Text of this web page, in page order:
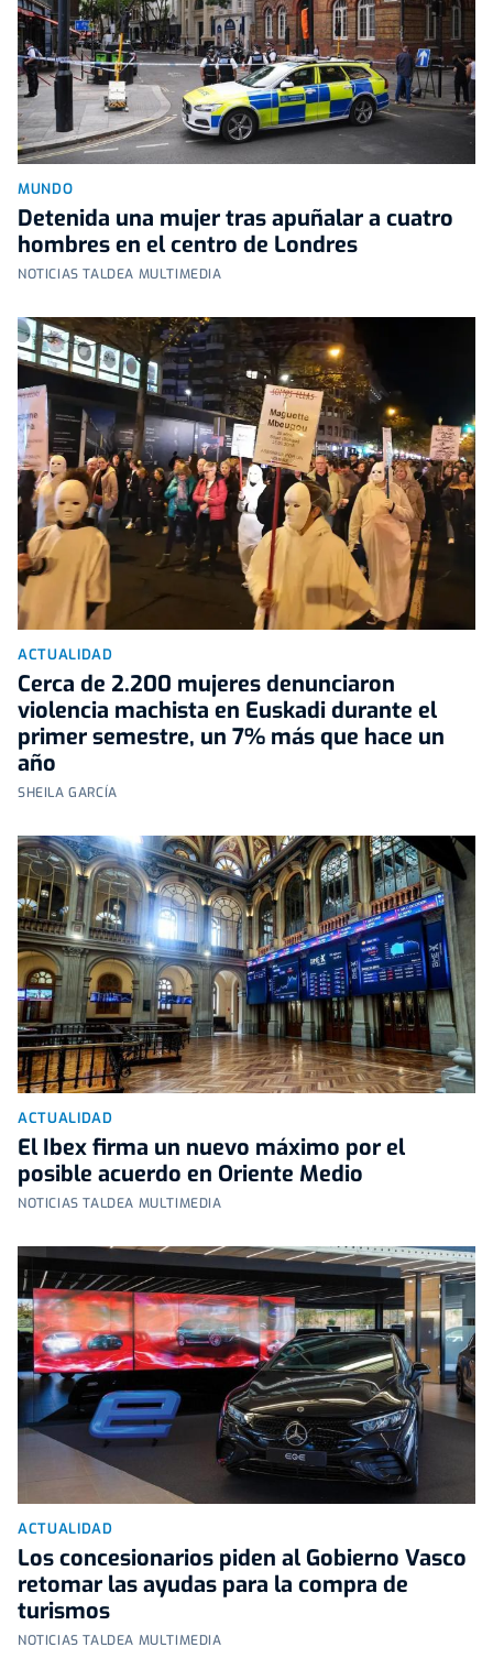
MUNDO
Detenida una mujer tras apuñalar a cuatro
hombres en el centro de Londres
NOTICIAS TALDEA MULTIMEDIA
ACTUALIDAD
Cerca de 2.200 mujeres denunciaron
violencia machista en Euskadi durante el
primer semestre, un 7% más que hace un
año
SHEILA GARCÍA
ACTUALIDAD
El Ibex firma un nuevo máximo por el
posible acuerdo en Oriente Medio
NOTICIAS TALDEA MULTIMEDIA
ACTUALIDAD
Los concesionarios piden al Gobierno Vasco
retomar las ayudas para la compra de
turismos
NOTICIAS TALDEA MULTIMEDIA